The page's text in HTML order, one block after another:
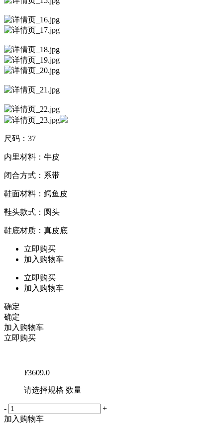
尺码：37
内里材料：牛皮
闭合方式：系带
鞋面材料：鳄鱼皮
鞋头款式：圆头
鞋底材质：真皮底
立即购买
加入购物车
立即购买
加入购物车
确定
确定
加入购物车
立即购买
¥3609.0
请选择规格 数量
-
+
加入购物车